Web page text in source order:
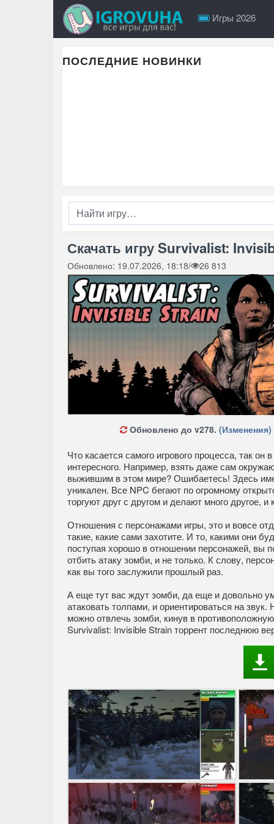
Игры 2026
ПОСЛЕДНИЕ НОВИНКИ
Скачать игру Survivalist:
Обновлено: 19.07.2026, 18:18/ 26 813
Обновлено до v278. (Изменения)
Что касается самого игрового процесса, так
интересного. Например, взять даже сам
выжившим в этом мире? Ошибаетесь! Здесь
уникален. Все NPC бегают по огромному
торгуют друг с другом и делают много другое,
Отношения с персонажами игры, это и вовсе
такие, какие сами захотите. И то, какими они
поступая хорошо в отношении персонажей, вы
отбить атаку зомби, и не только. К слову,
как вы того заслужили прошлый раз.
А еще тут вас ждут зомби, да еще и довольно
атаковать толпами, и ориентироваться на
можно отвлечь зомби, кинув в
Survivalist: Invisible Strain торрент последнюю